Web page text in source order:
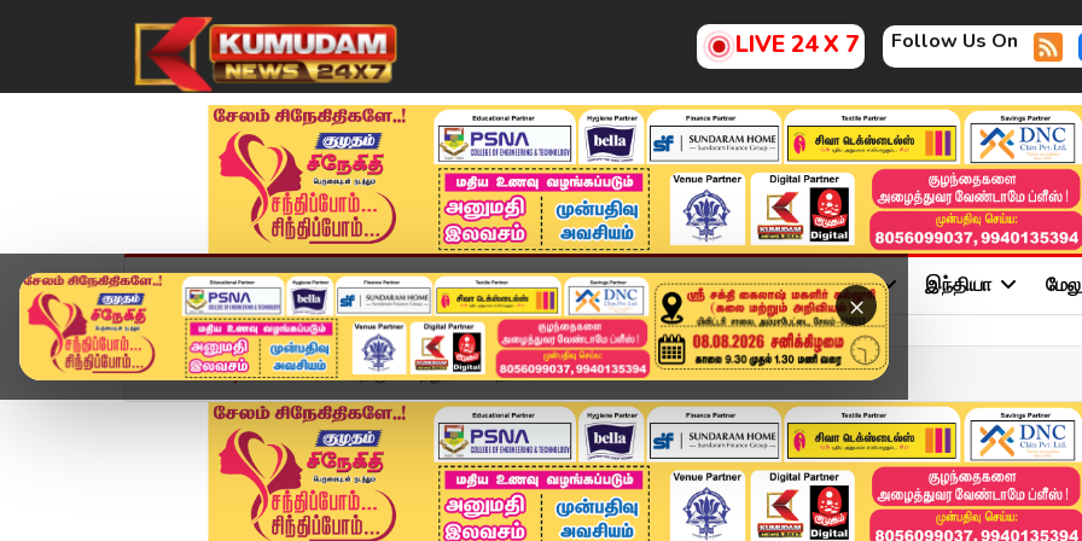
LIVE 24 X 7 Follow Us On
×
முகப்பு விளையாட்டு அண்மை தமிழ்நாடு சினிமா அரசியல் விளையாட்டு இந்தியா
Home வீடியோ ஸ்டோரி திருச்செந்தூரில் பக்தர் மரணம்- EPS கண்டனம்